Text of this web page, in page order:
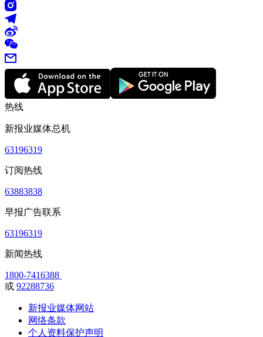
热线
新报业媒体总机
63196319
订阅热线
63883838
早报广告联系
63196319
新闻热线
1800-7416388
或 92288736
新报业媒体网站
网络条款
个人资料保护声明